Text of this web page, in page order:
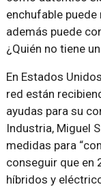
enchufable
además puede
¿Quién no tiene
En Estados
red están
ayudas para su
Industria, Miguel
medidas para
conseguir que en
híbridos y